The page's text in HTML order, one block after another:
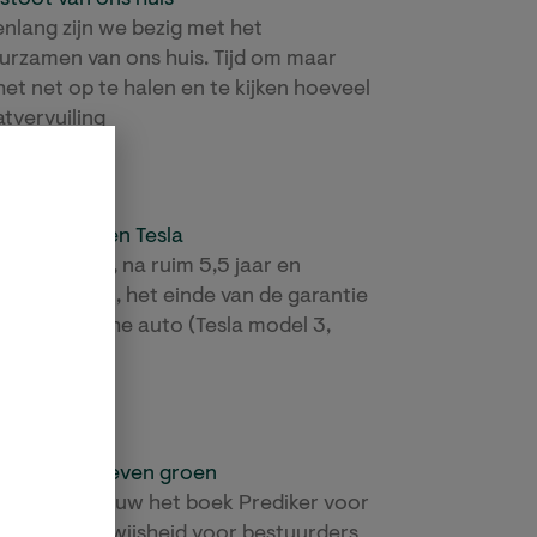
zijn we bezig met het
van ons huis. Tijd om maar
net op te halen en te kijken hoeveel
van een Tesla
bereik ik, na ruim 5,5 jaar en
km rijden, het einde van de garantie
elektrische auto (Tesla model 3,
niet overdreven groen
las ik opnieuw het boek Prediker voor